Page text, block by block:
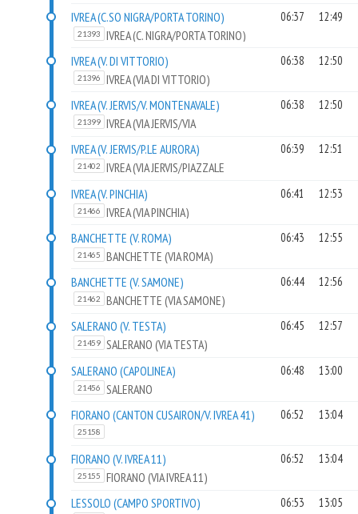
IVREA (C.SO NIGRA/PORTA TORINO)
21393 IVREA (C. NIGRA/PORTA TORINO)
06:37 12:49
IVREA (V. DI VITTORIO)
21396 IVREA (VIA DI VITTORIO)
06:38 12:50
IVREA (V. JERVIS/V. MONTENAVALE)
21399
IVREA (VIA JERVIS/VIA
MONTENAVALE)
06:38 12:50
IVREA (V. JERVIS/P.LE AURORA)
21402
IVREA (VIA JERVIS/PIAZZALE
AURORA)
06:39 12:51
IVREA (V. PINCHIA)
21466 IVREA (VIA PINCHIA)
06:41 12:53
BANCHETTE (V. ROMA)
21465 BANCHETTE (VIA ROMA)
06:43 12:55
BANCHETTE (V. SAMONE)
21462 BANCHETTE (VIA SAMONE)
06:44 12:56
SALERANO (V. TESTA)
21459 SALERANO (VIA TESTA)
06:45 12:57
SALERANO (CAPOLINEA)
21456 SALERANO
06:48 13:00
FIORANO (CANTON CUSAIRON/V. IVREA 41)
25158
06:52 13:04
FIORANO (V. IVREA 11)
25155 FIORANO (VIA IVREA 11)
06:52 13:04
LESSOLO (CAMPO SPORTIVO) 06:53 13:05